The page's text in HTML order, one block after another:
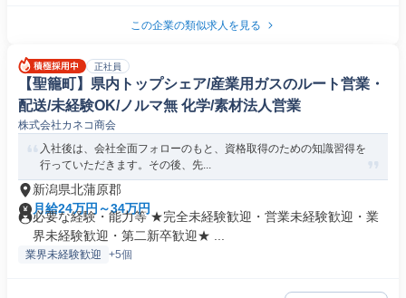
この企業の類似求人を見る
正社員
【聖籠町】県内トップシェア/産業用ガスのルート営業・
配送/未経験OK/ノルマ無 化学/素材法人営業
株式会社カネコ商会
入社後は、会社全面フォローのもと、資格取得のための知識習得を
行っていただきます。その後、先...
新潟県北蒲原郡
月給24万円～34万円
必要な経験・能力等 ★完全未経験歓迎・営業未経験歓迎・業
界未経験歓迎・第二新卒歓迎★ ...
業界未経験歓迎 +5個